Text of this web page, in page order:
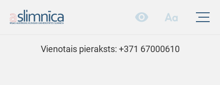
Vienotais pieraksts: +371 67000610